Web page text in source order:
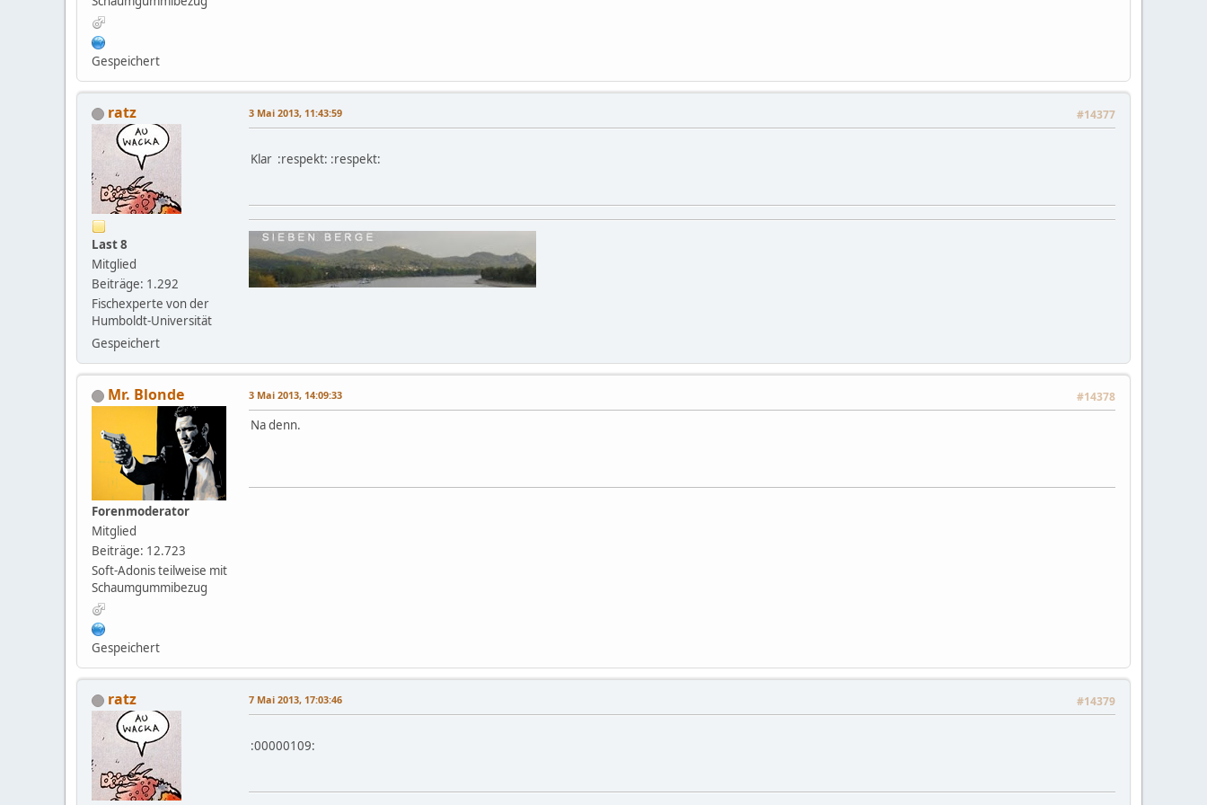
Gespeichert
ratz
Last 8
Mitglied
Beiträge: 1.292
Fischexperte von der
Humboldt-Universität
Gespeichert
3 Mai 2013, 11:43:59 #14377
Klar :respekt: :respekt:
Mr. Blonde
Forenmoderator
Mitglied
Beiträge: 12.723
Soft-Adonis teilweise mit
Schaumgummibezug
Gespeichert
3 Mai 2013, 14:09:33 #14378
Na denn.
ratz 7 Mai 2013, 17:03:46 #14379
:00000109: